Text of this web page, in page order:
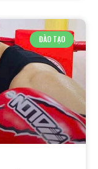
ĐÀO TẠO